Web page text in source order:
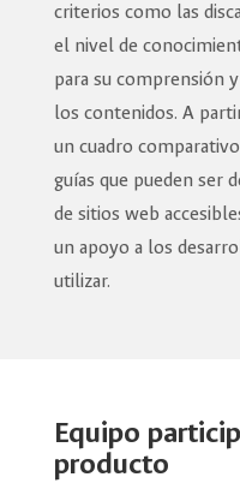
criterios como las
el nivel de
para su comprensión
los contenidos. A
un cuadro
guías que pueden ser
de sitios web
un apoyo a los
utilizar.
Equipo
producto